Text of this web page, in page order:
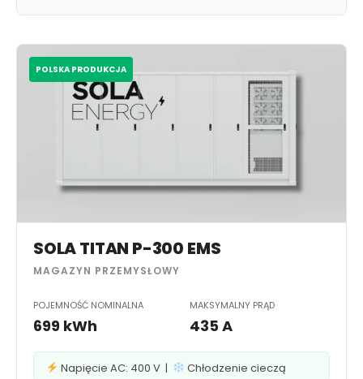
POLSKA PRODUKCJA
SOLA TITAN P-300 EMS
MAGAZYN PRZEMYSŁOWY
POJEMNOŚĆ NOMINALNA
699 kWh
MAKSYMALNY PRĄD
435 A
Napięcie AC: 400 V | Chłodzenie cieczą